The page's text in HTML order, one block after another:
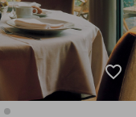
favorite_border